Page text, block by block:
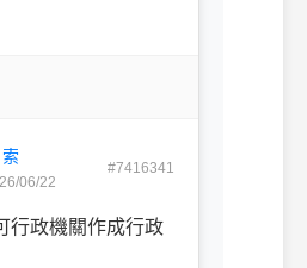
06/22
#7416341
行政機關作成行政